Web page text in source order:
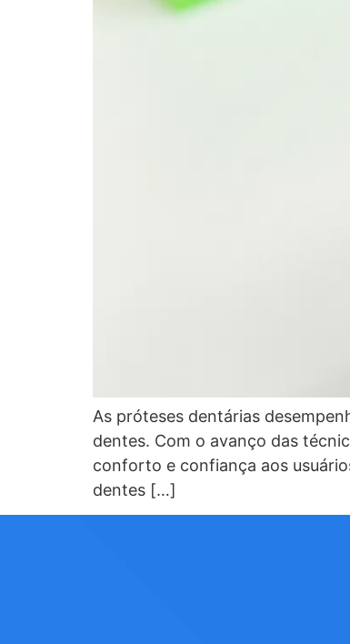
As próteses dentárias
dentes. Com o avanço das
conforto e confiança aos
dentes […]